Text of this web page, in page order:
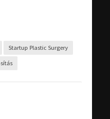
Startup Plastic Surgery